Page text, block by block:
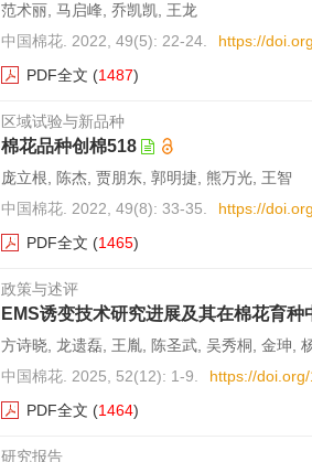
范术丽, 马启峰, 乔凯凯, 王龙
中国棉花. 2022, 49(5): 22-24.
https://
PDF全文 (1487)
区域试验与新品种
棉花品种创棉518
庞立根, 陈杰, 贾朋东, 郭明捷, 熊万光, 王智
中国棉花. 2022, 49(8): 33-35.
https://
PDF全文 (1465)
政策与述评
EMS诱变技术研究进展及其在棉花育种
方诗晓, 龙遗磊, 王胤, 陈圣武, 吴秀桐, 金珅,
中国棉花. 2025, 52(12): 1-9.
https://
PDF全文 (1464)
研究报告